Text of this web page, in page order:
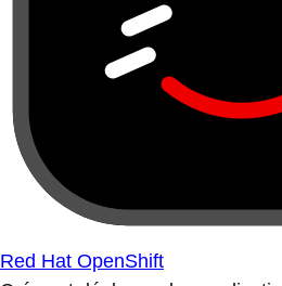
Red Hat OpenShift